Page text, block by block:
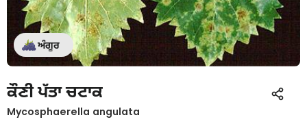
ਅੰਗੂਰ
ਕੌਣੀ ਪੱਤਾ ਚਟਾਕ
Mycosphaerella angulata